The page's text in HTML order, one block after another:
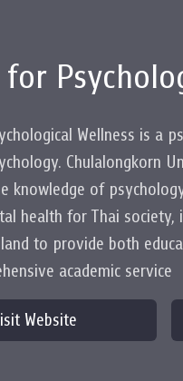
Wellness is a
Chulalongkorn
knowledge of
health for Thai
to provide both
academic service
Website